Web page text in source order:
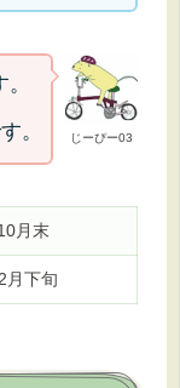
じーぴー03
。
月末
月下旬